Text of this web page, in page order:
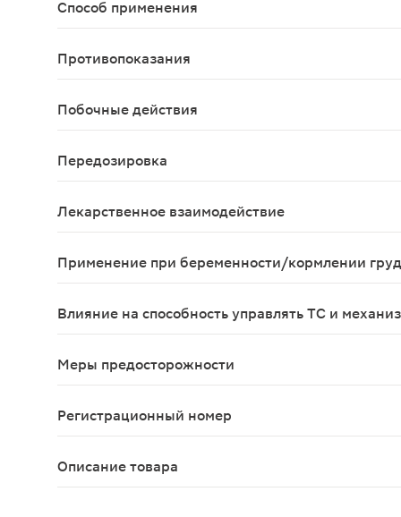
Способ применения
Противопоказания
Выраженные нарушения функции печени,
Побочные действия
Со стороны пищеварительной системы: часто -
Передозировка
Лекарственное взаимодействие
Применение при беременности/кормлении
Влияние на способность управлять ТС и
Меры предосторожности
Регистрационный номер
Описание товара